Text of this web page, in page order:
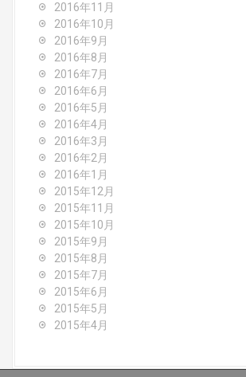
2016年11月
2016年10月
2016年9月
2016年8月
2016年7月
2016年6月
2016年5月
2016年4月
2016年3月
2016年2月
2016年1月
2015年12月
2015年11月
2015年10月
2015年9月
2015年8月
2015年7月
2015年6月
2015年5月
2015年4月